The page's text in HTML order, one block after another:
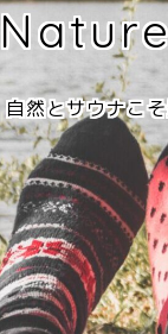
自然とサウナこ